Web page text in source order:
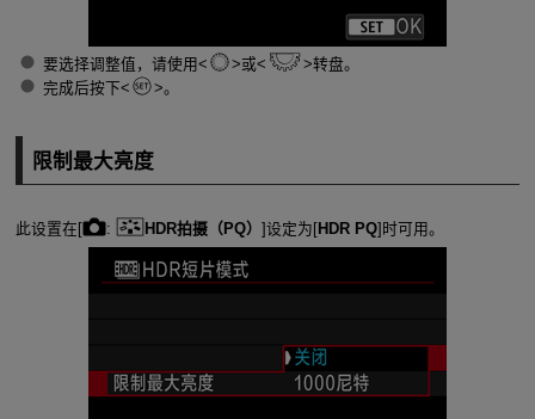
要选择调整值，请使用 或
转盘。
完成后按下
。
限制最大亮度
此设置在[ : HDR拍摄（PQ） ]设定为[HDR PQ]时可用。